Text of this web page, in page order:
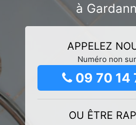
à
APPELEZ
Numéro non
09 70 14
OU ÊTRE